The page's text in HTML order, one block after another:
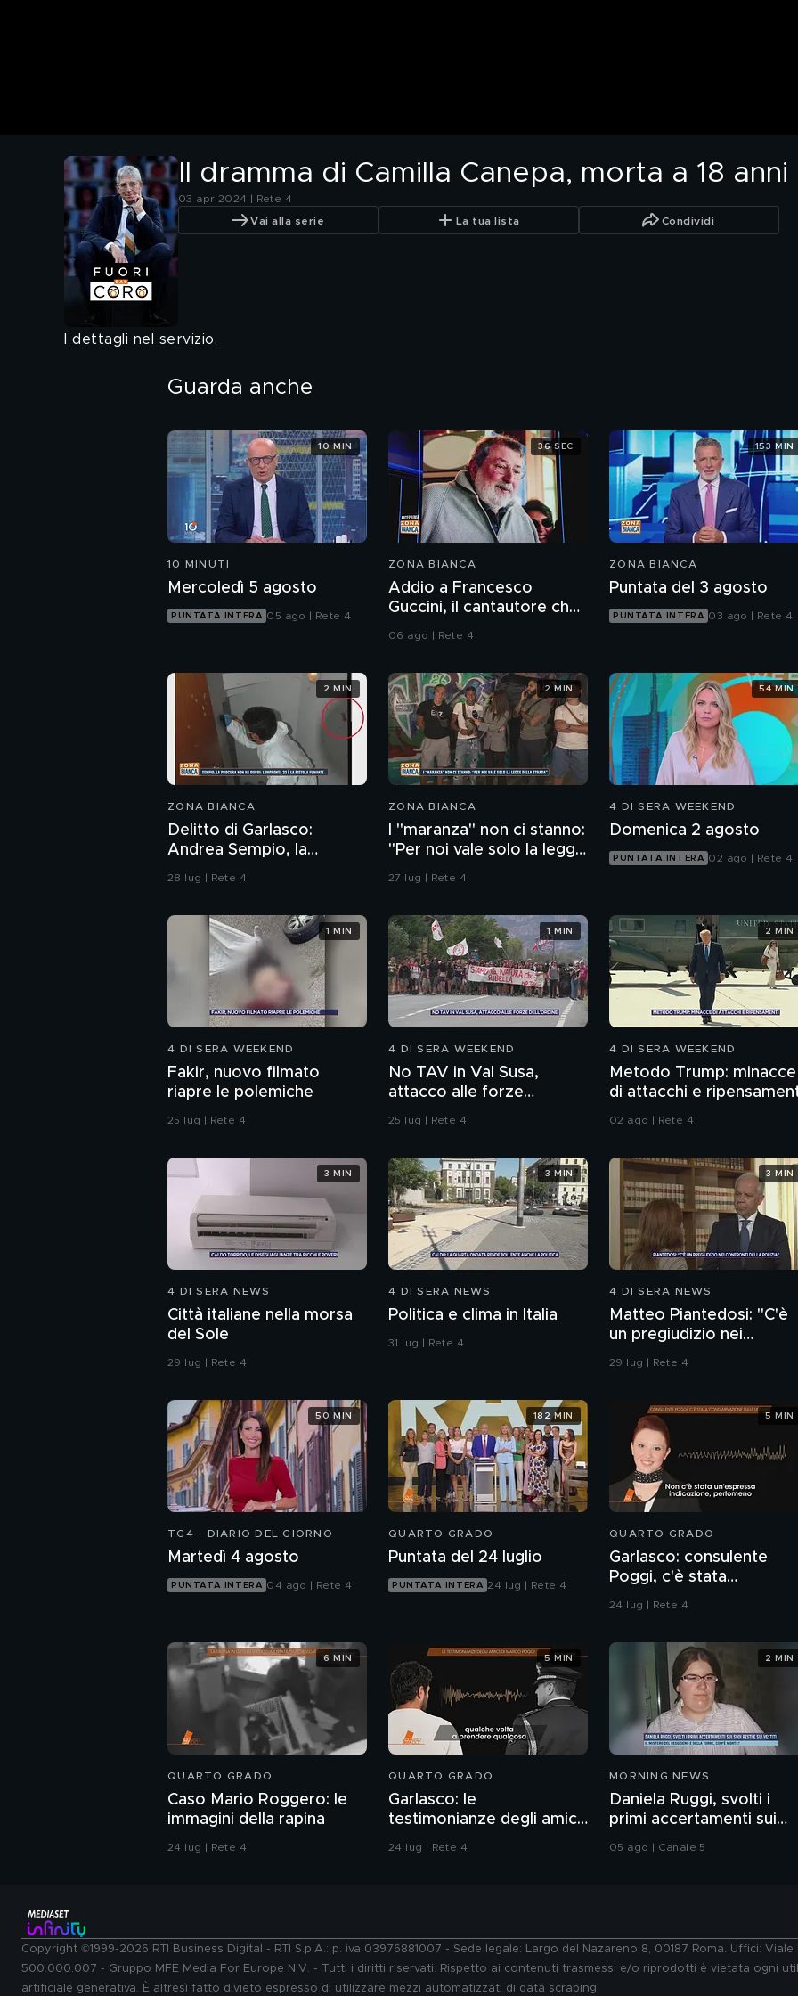
Il dramma di Camilla Canepa, morta a 18
03 apr 2024 | Rete 4
Vai alla serie La tua lista Condividi
I dettagli nel servizio.
Guarda anche
10 MINUTI
Mercoledì 5 agosto
PUNTATA INTERA 05 ago | Rete 4
10 MIN
ZONA BIANCA
Addio a Francesco
Guccini, il cantautore che
ha raccontato l'Italia
06 ago | Rete 4
36 SEC
ZONA BIANCA
Puntata del 3 agosto
PUNTATA INTERA 03 ago | Rete 4
153 MIN
ZONA BIANCA
Delitto di Garlasco:
Andrea Sempio, la
Procura di Pavia non ha
28 lug | Rete 4
2 MIN
ZONA BIANCA
I "maranza" non ci stanno:
"Per noi vale solo la legge
della strada"
27 lug | Rete 4
2 MIN
4 DI SERA WEEKEND
Domenica 2 agosto
PUNTATA INTERA 02 ago | Rete 4
54 MIN
4 DI SERA WEEKEND
Fakir, nuovo filmato
riapre le polemiche
25 lug | Rete 4
1 MIN
4 DI SERA WEEKEND
No TAV in Val Susa,
attacco alle forze
dell'ordine
25 lug | Rete 4
1 MIN
4 DI SERA WEEKEND
Metodo Trump: minacce
di attacchi e
02 ago | Rete 4
2 MIN
4 DI SERA NEWS
Città italiane nella morsa
del Sole
29 lug | Rete 4
3 MIN
4 DI SERA NEWS
Politica e clima in Italia
31 lug | Rete 4
3 MIN
4 DI SERA NEWS
Matteo Piantedosi: "C'è
un pregiudizio nei
confronti della polizia"
29 lug | Rete 4
3 MIN
TG4 - DIARIO DEL GIORNO
Martedì 4 agosto
PUNTATA INTERA 04 ago | Rete 4
50 MIN
QUARTO GRADO
Puntata del 24 luglio
PUNTATA INTERA 24 lug | Rete 4
182 MIN
QUARTO GRADO
Garlasco: consulente
Poggi, c'è stata
contaminazione sulle
24 lug | Rete 4
5 MIN
QUARTO GRADO
Caso Mario Roggero: le
immagini della rapina
24 lug | Rete 4
6 MIN
QUARTO GRADO
Garlasco: le
testimonianze degli amici
di Marco Poggi
24 lug | Rete 4
5 MIN
MORNING NEWS
Daniela Ruggi, svolti i
primi accertamenti sui
suoi resti e sui vestiti
05 ago | Canale 5
2 MIN
Copyright ©1999-2026 RTI Business Digital - RTI S.p.A.: p. iva 03976881007 - Sede legale: Largo del Nazareno 8, 00187 Roma. Uffici:
500.000.007 - Gruppo MFE Media For Europe N.V. - Tutti i diritti riservati. Rispetto ai contenuti trasmessi e/o riprodotti è vietata ogni
artificiale generativa. È altresì fatto divieto espresso di utilizzare mezzi automatizzati di data scraping.